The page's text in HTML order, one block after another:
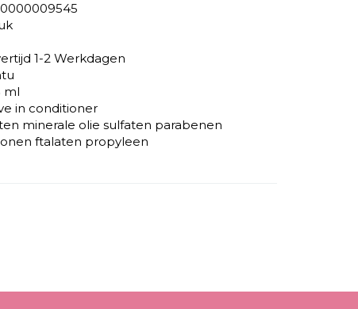
1-2 Werkdagen
ml
in conditioner
minerale olie sulfaten parabenen
ftalaten propyleen